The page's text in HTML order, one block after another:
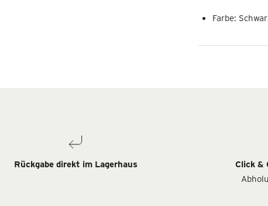
Farbe:
Rückgabe direkt im Lagerhaus
Click &